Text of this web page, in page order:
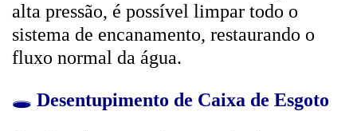
alta pressão, é possível limpar todo o
sistema de encanamento, restaurando o
fluxo normal da água.
🕳️ Desentupimento de Caixa de Esgoto